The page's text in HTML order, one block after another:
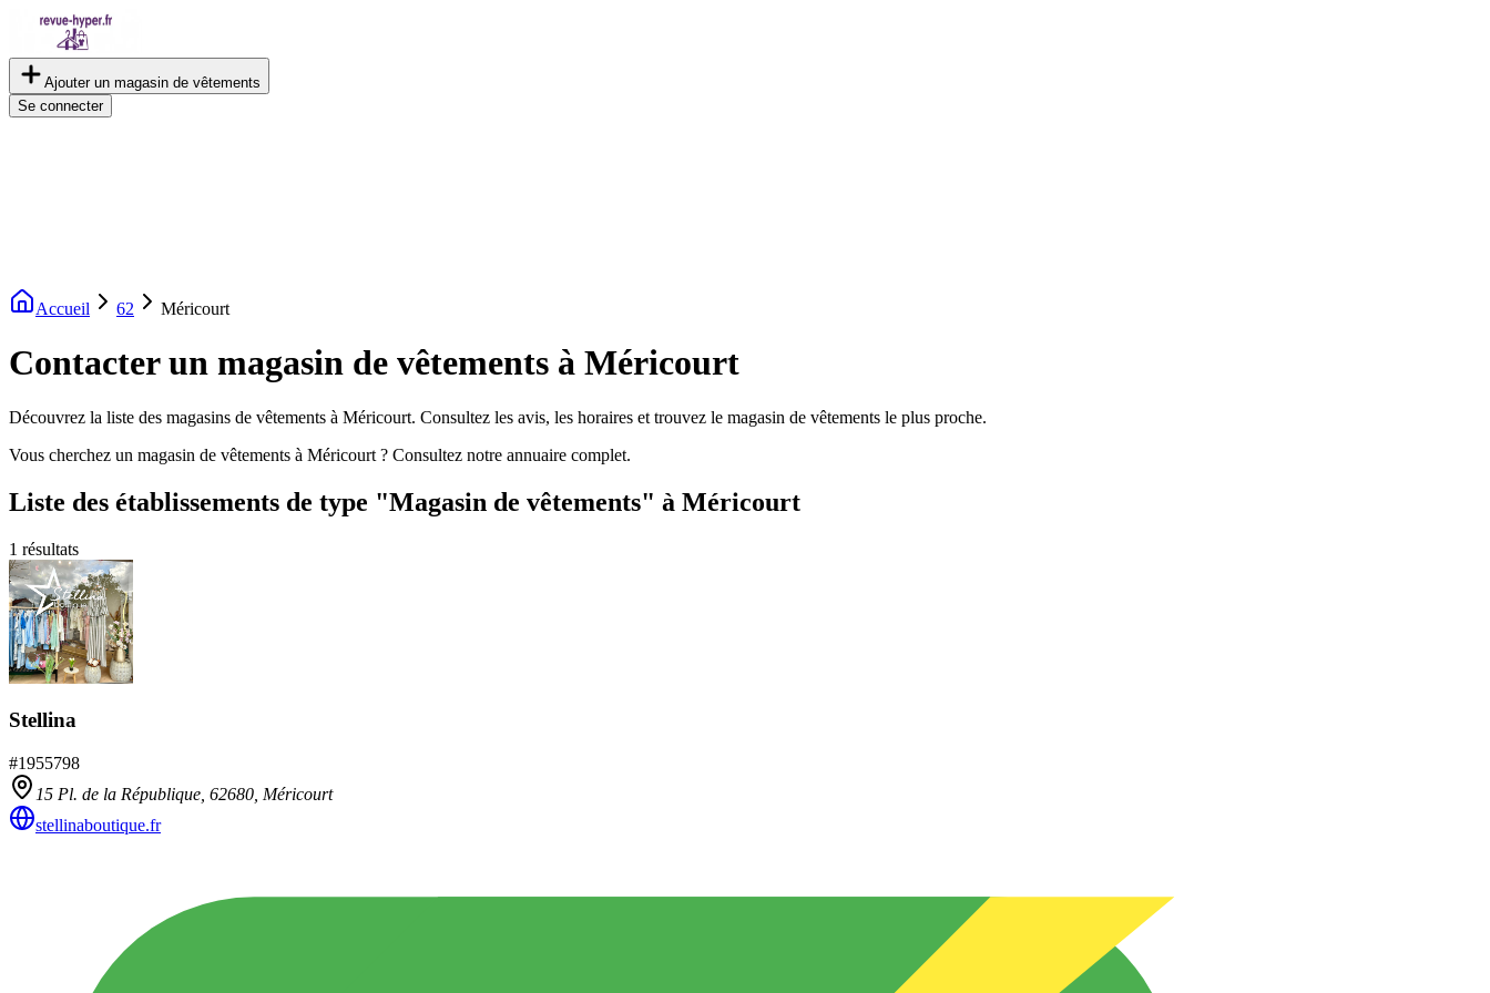
Ajouter un magasin de vêtements
Se connecter
Accueil 62 Méricourt
Contacter un magasin de vêtements à Méricourt
Découvrez la liste des magasins de vêtements à Méricourt. Consultez les avis, les horaires et trouvez le magasin de vêtements le plus proche.
Vous cherchez un magasin de vêtements à Méricourt ? Consultez notre annuaire complet.
Liste des établissements de type "Magasin de vêtements" à Méricourt
1 résultats
Stellina
#1955798
15 Pl. de la République, 62680 Méricourt
stellinaboutique.fr